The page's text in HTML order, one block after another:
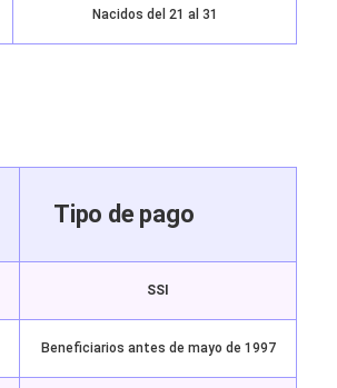
Nacidos del 21 al 31
Tipo de pago
SSI
Beneficiarios antes de mayo de 1997